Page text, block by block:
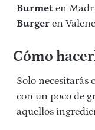
Burmet en
Burger en
Cómo
Solo necesitarás
con un poco de
aquellos